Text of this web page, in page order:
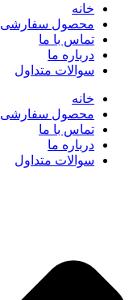
خانه
محصول سفارشی
تماس با ما
درباره ما
سوالات متداول
خانه
محصول سفارشی
تماس با ما
درباره ما
سوالات متداول